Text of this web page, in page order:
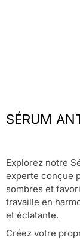
SÉRUM
Explorez notre
experte conçue
sombres et
travaille en
et éclatante.
Créez votre